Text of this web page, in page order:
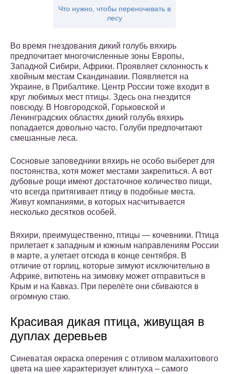
Что нужно, чтобы переночевать в
лесу
Во время гнездования дикий голубь вяхирь
предпочитает многочисленные зоны Европы,
Западной Сибири, Африки. Проявляет склонность к
хвойным местам Скандинавии. Появляется на
Украине, в Прибалтике. Центр России тоже входит в
круг любимых мест птицы. Здесь она гнездится
повсюду. В Новгородской, Горьковской и
Ленинградских областях дикий голубь вяхирь
попадается довольно часто. Голуби предпочитают
смешанные леса.
Сосновые заповедники вяхирь не особо выберет для
постоянства, хотя может местами закрепиться. А вот
дубовые рощи имеют достаточное количество пищи,
что всегда притягивает птицу в подобные места.
Живут компаниями, в которых насчитывается
несколько десятков особей.
Вяхири, преимущественно, птицы — кочевники. Птица
прилетает к западным и южным направлениям России
в марте, а улетает отсюда в конце сентября. В
отличие от горлиц, которые зимуют исключительно в
Африке, витютень на зимовку может отправиться в
Крым и на Кавказ. При перелёте они сбиваются в
огромную стаю.
Красивая дикая птица, живущая в
дуплах деревьев
Синеватая окраска оперения с отливом малахитового
цвета на шее характеризует клинтуха – самого